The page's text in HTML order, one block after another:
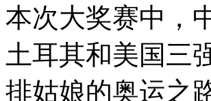
本次大奖赛中，
土耳其和美国三
排姑娘的奥运之